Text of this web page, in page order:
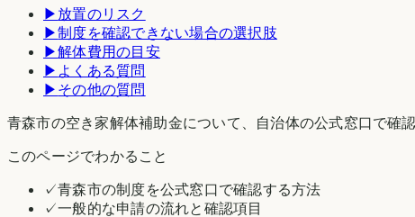
▶ 放置のリスク
▶制度を確認できない場合の選択肢
▶解体費用の目安
▶ よくある質問
▶ その他の質問
青森市の空き家解体補助金について、自治体の公式窓口で確
このページでわかること
✓青森市の制度を公式窓口で確認する方法
✓一般的な申請の流れと確認項目